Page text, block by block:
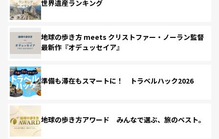
世界遺産ランキング
地球の歩き方 meets クリストファー・ノーラン監督
最新作『オデュッセイア』
準備も滞在もスマートに！ トラベルハック2026
地球の歩き方アワード みんなで選ぶ、旅のベスト。